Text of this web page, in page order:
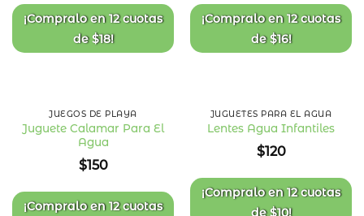
¡Compralo en12 cuotas
de$18!
¡Compralo en12 cuotas
de$16!
JUEGOS DE PLAYA
Juguete Calamar Para El
Agua
$150
¡Compralo en12 cuotas
de
deseos
JUGUETES PARA EL AGUA
Lentes Agua Infantiles
$120
¡Compralo en12 cuotas